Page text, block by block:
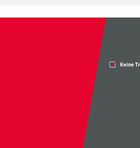
Keine